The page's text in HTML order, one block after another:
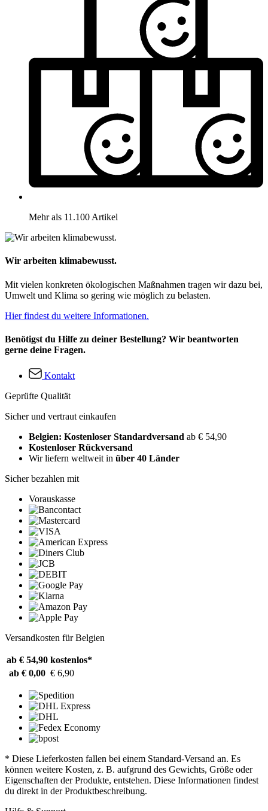
Mehr als 11.100 Artikel
Wir arbeiten klimabewusst.
Mit vielen konkreten ökologischen Maßnahmen tragen wir dazu bei,
Umwelt und Klima so gering wie möglich zu belasten.
Hier findest du weitere Informationen.
Benötigst du Hilfe zu deiner Bestellung? Wir beantworten
gerne deine Fragen.
Kontakt
Geprüfte Qualität
Sicher und vertraut einkaufen
Belgien: Kostenloser Standardversand ab € 54,90
Kostenloser Rückversand
Wir liefern weltweit in über 40 Länder
Sicher bezahlen mit
Vorauskasse
Versandkosten für Belgien
ab € 54,90 kostenlos*
ab € 0,00 € 6,90
* Diese Lieferkosten fallen bei einem Standard-Versand an. Es
können weitere Kosten, z. B. aufgrund des Gewichts, Größe oder
Eigenschaften der Produkte, entstehen. Diese Informationen findest
du direkt in der Produktbeschreibung.